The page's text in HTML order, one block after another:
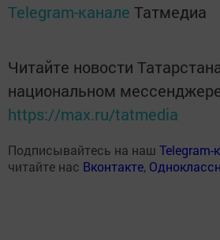
Telegram-канале Татмедиа
Читайте новости
национальном
https://max.ru/tatmedia
Подписывайтесь на наш Telegram-
читайте нас Вконтакте,